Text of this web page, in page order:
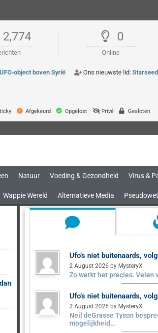
2,774 0
Online
boven Syrië Ons nieuwste lid:
Afgekeurd Opgelost Privé Gesloten
Natuur Voeding & Gezondheid Virus &
Wappie Wereld Alternatieve Media
Ufo’s niet buitenaards,
2 August 2026 by MysteryX
Zo werkt het precies. Velen
Ufo’s niet buitenaards,
2 August 2026 by MysteryX
Neil deGrasse Tyson
mogelijkheid…